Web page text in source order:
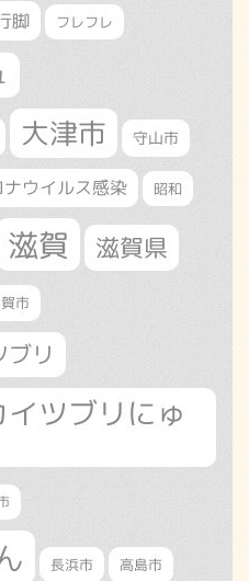
脚 フレフレ
大津市 守山市
ウイルス感染 昭和
滋賀 滋賀県
市
リ
ツブリにゅ
長浜市 高島市